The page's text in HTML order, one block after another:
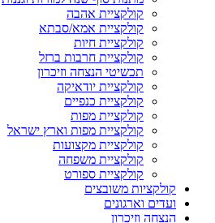
קולקציית אהבה
קולקציית אמא/סבתא
קולקציית חיות
קולקציית חרבות ברזל
תכשיטי הנצחה וזיכרון
קולקציית יודאיקה
קולקציית כנפיים
קולקציית מפות
קולקציית מפות וארץ ישראל
קולקציית מקצועות
קולקציית משפחה
קולקציית ספורט
קולקציות משובצים
ועדים וארגונים
הנצחה וזיכרון